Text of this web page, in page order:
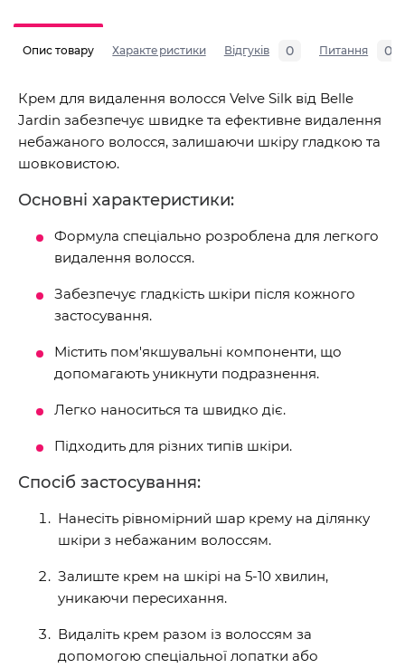
Опис товару Характеристики Відгуків 0 Питання 0
Крем для видалення волосся Velve Silk від Belle
Jardin забезпечує швидке та ефективне видалення
небажаного волосся, залишаючи шкіру гладкою та
шовковистою.
Основні характеристики:
Формула спеціально розроблена для легкого
видалення волосся.
Забезпечує гладкість шкіри після кожного
застосування.
Містить пом'якшувальні компоненти, що
допомагають уникнути подразнення.
Легко наноситься та швидко діє.
Підходить для різних типів шкіри.
Спосіб застосування:
Нанесіть рівномірний шар крему на ділянку
шкіри з небажаним волоссям.
Залиште крем на шкірі на 5-10 хвилин,
уникаючи пересихання.
Видаліть крем разом із волоссям за
допомогою спеціальної лопатки або